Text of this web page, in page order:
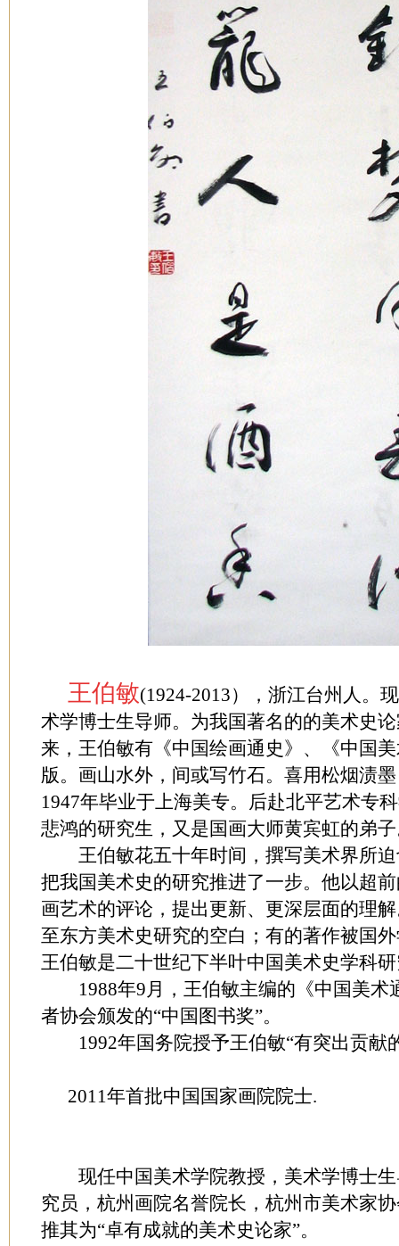
王伯敏(1924-2013），浙江台州人。
术学博士生导师。为我国著名的的美术史
来，王伯敏有《中国绘画通史》、《中国
版。画山水外，间或写竹石。喜用松烟渍
1947年毕业于上海美专。后赴北平艺术专
悲鸿的研究生，又是国画大师黄宾虹的弟
王伯敏花五十年时间，撰写美术界所迫
把我国美术史的研究推进了一步。他以超
画艺术的评论，提出更新、更深层面的理
至东方美术史研究的空白；有的著作被国
王伯敏是二十世纪下半叶中国美术史学科
1988年9月，王伯敏主编的《中国美术
者协会颁发的“中国图书奖”。
1992年国务院授予王伯敏“有突出贡献
2011年首批中国国家画院院士.
现任中国美术学院教授，美术学博士生
究员，杭州画院名誉院长，杭州市美术家
推其为“卓有成就的美术史论家”。